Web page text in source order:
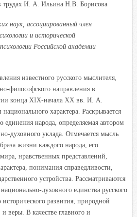
трудах И. А. Ильина Н.В. Борисова
наук, ассоциированный член
и исторической
Российской академии
известного русского мыслителя,
философского направления в
конца XIX-начала XX вв. И. А.
характера. Раскрывается
единения народа, определяемая автором
духовного уклада. Отмечается мысль
жизни каждого народа, его
нравственных представлений,
понимания справедливости,
устройства. Рассматриваются
духовного единства русского
исторического развития, природной
веры. В качестве главного и